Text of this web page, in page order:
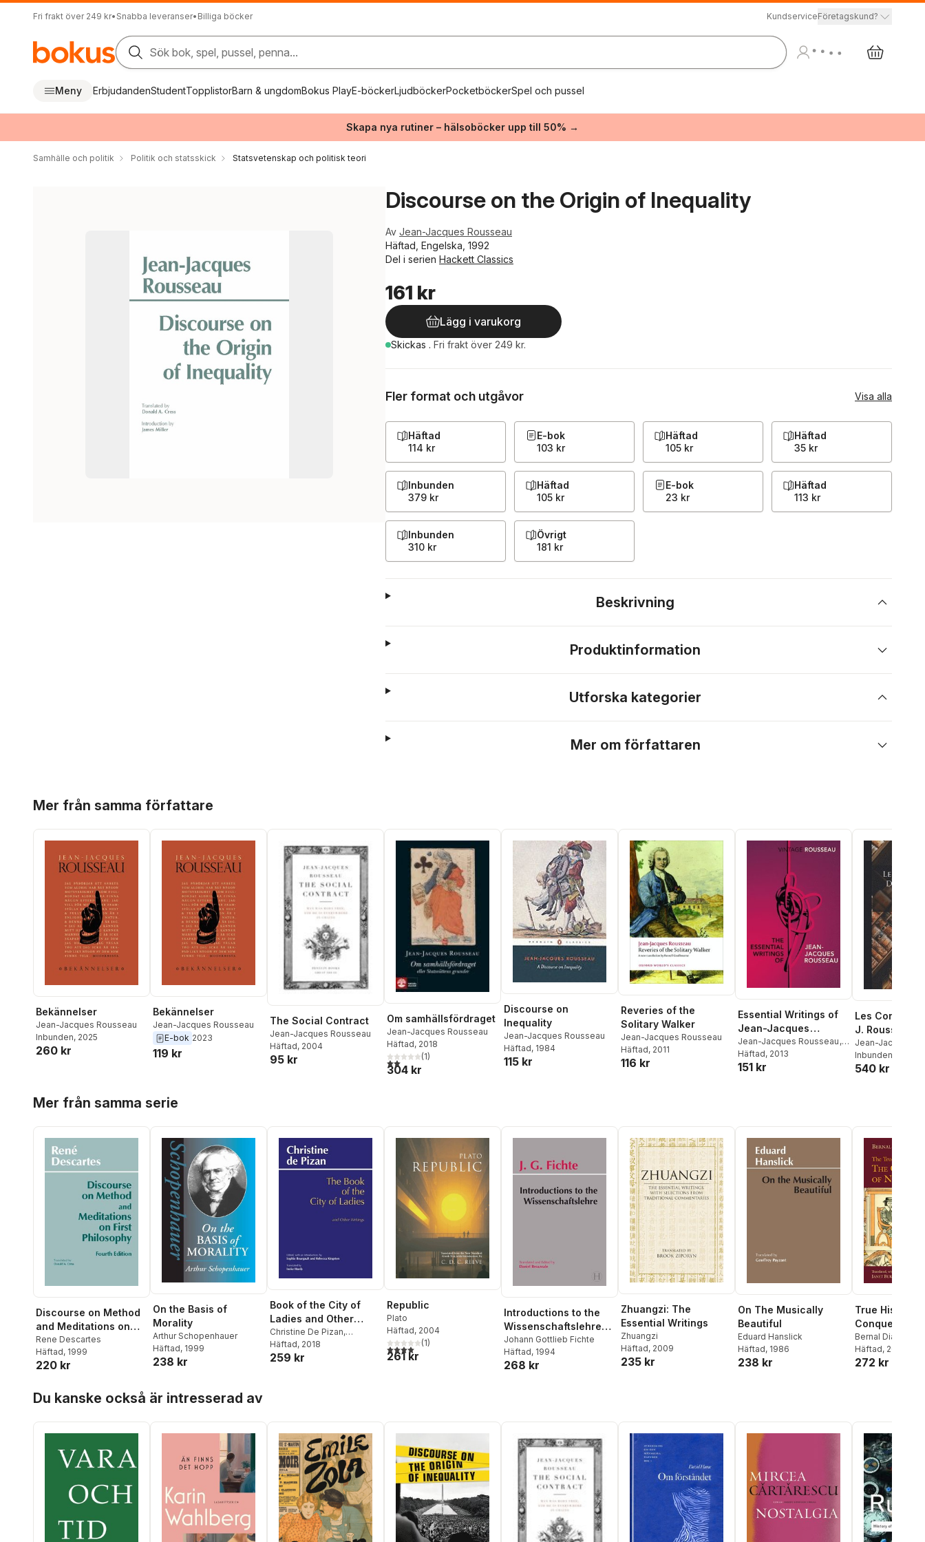
Fri frakt över 249 kr• Snabba leveranser• Billiga böcker KundserviceFöretagskund?
Sök bok, spel, pussel, penna...
Meny ErbjudandenStudentTopplistorBarn & ungdomBokus PlayE-böckerLjudböckerPocketböckerSpel och pussel
Skapa nya rutiner – hälsoböcker upp till 50% →
Samhälle och politik Politik och statsskick Statsvetenskap och politisk teori
Discourse on the Origin of Inequality
Av Jean-Jacques Rousseau
Häftad, Engelska, 1992
Del i serien Hackett Classics
161 kr
Lägg i varukorg
Skickas . Fri frakt över 249 kr.
Fler format och utgåvor Visa alla
Häftad
114 kr
E-bok
103 kr
Häftad
105 kr
Häftad
35 kr
Inbunden
379 kr
Häftad
105 kr
E-bok
23 kr
Häftad
113 kr
Inbunden
310 kr
Övrigt
181 kr
Beskrivning
Produktinformation
Utforska kategorier
Mer om författaren
Mer från samma författare
Bekännelser
Jean-Jacques Rousseau
Inbunden, 2025
260 kr
Bekännelser
Jean-Jacques Rousseau
E-bok 2023
119 kr
The Social Contract
Jean-Jacques Rousseau
Häftad, 2004
95 kr
Om samhällsfördraget
Jean-Jacques Rousseau
Häftad, 2018
2,0utav 5 stjärnor. Totalt antal röster:
(1)
304 kr
Discourse on
Inequality
Jean-Jacques Rousseau
Häftad, 1984
115 kr
Reveries of the
Solitary Walker
Jean-Jacques Rousseau
Häftad, 2011
116 kr
Essential Writings of
Jean-Jacques
Rousseau
Jean-Jacques Rousseau ,
Leo Damrosch
Häftad, 2013
151 kr
Les
J. Rousseau
Jean-Jacques
Inbunden
540 kr
Mer från samma serie
Discourse on Method
and Meditations on
First Philosophy
Rene Descartes
Häftad, 1999
220 kr
On the Basis of
Morality
Arthur Schopenhauer
Häftad, 1999
238 kr
Book of the City of
Ladies and Other
Writings
Christine De Pizan,
Rebecca Kingston
Bourgault
Häftad, 2018
259 kr
Republic
Plato
Häftad, 2004
4,0utav 5 stjärnor. Totalt antal röster:
(1)
261 kr
Introductions to the
Wissenschaftslehre
and Other Writings
(1797-1800)
Johann Gottlieb Fichte
Häftad, 1994
268 kr
Zhuangzi: The
Essential Writings
Zhuangzi
Häftad, 2009
235 kr
On The Musically
Beautiful
Eduard Hanslick
Häftad, 1986
238 kr
True History
Conquest of
Spain
Bernal Diaz del
Häftad, 2012
272 kr
Du kanske också är intresserad av